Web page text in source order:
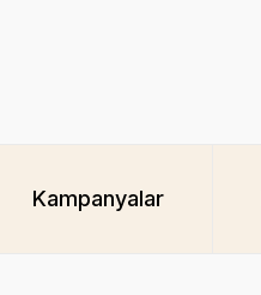
Kampanyalar